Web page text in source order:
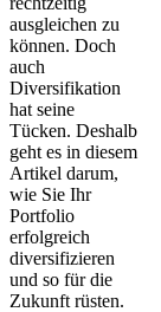
ausgleichen zu
können. Doch
auch
Diversifikation
hat seine
Tücken. Deshalb
geht es in diesem
Artikel darum,
wie Sie Ihr
Portfolio
erfolgreich
diversifizieren
und so für die
Zukunft rüsten.